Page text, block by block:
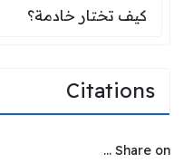
كيف تختار خادمة؟
كيف تختار خادمة؟
Citations
Share on ...